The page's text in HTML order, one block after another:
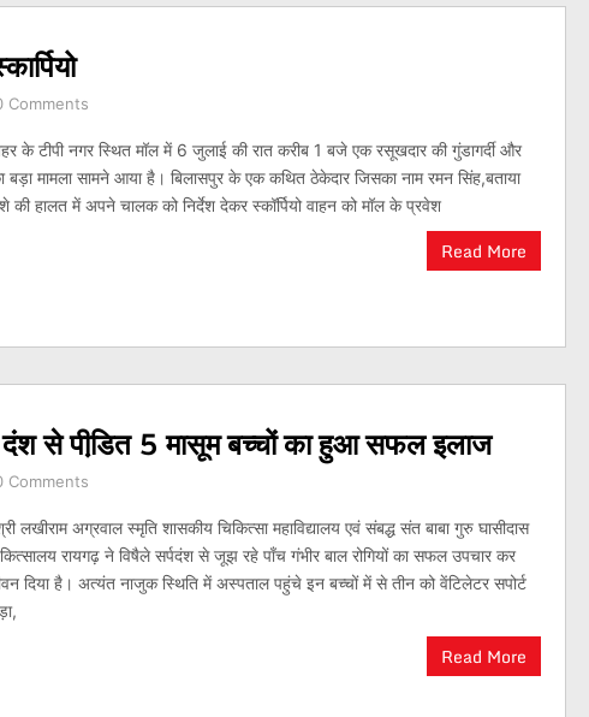
Comments
के टीपी नगर स्थित मॉल में 6 जुलाई की रात करीब 1 बजे एक रसूखदार की गुंडागर्दी और
बड़ा मामला सामने आया है। बिलासपुर के एक कथित ठेकेदार जिसका नाम रमन सिंह,बताया
की हालत में अपने चालक को निर्देश देकर स्कॉर्पियो वाहन को मॉल के प्रवेश
Read More
से पीडि़त 5 मासूम बच्चों का हुआ सफल इलाज
Comments
लखीराम अग्रवाल स्मृति शासकीय चिकित्सा महाविद्यालय एवं संबद्ध संत बाबा गुरु घासीदास
रायगढ़ ने विषैले सर्पदंश से जूझ रहे पाँच गंभीर बाल रोगियों का सफल उपचार कर
दिया है। अत्यंत नाजुक स्थिति में अस्पताल पहुंचे इन बच्चों में से तीन को वेंटिलेटर सपोर्ट
Read More